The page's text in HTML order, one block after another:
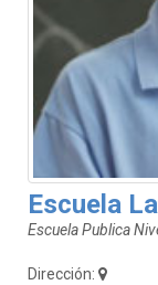
Escuela
Escuela Publica
Dirección: